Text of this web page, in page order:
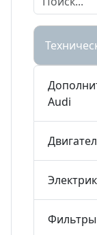
Audi
Фильтры